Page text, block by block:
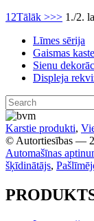
1 2Tālāk >>> 1./2.
Līmes sērija
Gaismas
Sienu
Displeja
Karstie produkti,
© Autortiesības —
Automašīnas
šķīdinātājs,